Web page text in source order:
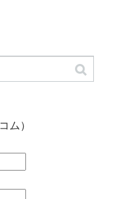
ム）